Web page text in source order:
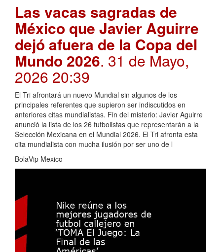
Las vacas sagradas de
México que Javier Aguirre
dejó afuera de la Copa del
Mundo 2026. 31 de Mayo,
2026 20:39
El Tri afrontará un nuevo Mundial sin algunos de los
principales referentes que supieron ser indiscutidos en
anteriores citas mundialistas. Fin del misterio: Javier Aguirre
anunció la lista de los 26 futbolistas que representarán a la
Selección Mexicana en el Mundial 2026. El Tri afronta esta
cita mundialista con mucha ilusión por ser uno de l
BolaVip Mexico